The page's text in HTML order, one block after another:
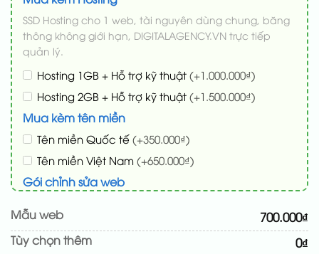
SSD Hosting cho 1 web, tài nguyên dùng chung, băng
thông không giới hạn, DIGITALAGENCY.VN trực tiếp
quản lý.
Hosting 1GB + Hỗ trợ kỹ thuật (+1.000.000₫)
Hosting 2GB + Hỗ trợ kỹ thuật (+1.500.000₫)
Mua kèm tên miền
Tên miền Quốc tế (+350.000₫)
Tên miền Việt Nam (+650.000₫)
Gói chỉnh sửa web
Thay logo + thông tin doanh nghiệp
(+50.000₫)
Đổi màu chủ đạo theo tông của logo
Mẫu web 700.000₫
Tùy chọn thêm 0₫